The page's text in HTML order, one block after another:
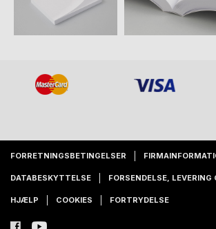
FORRETNINGSBETINGELSER
DATABESKYTTELSE FORSENDELSE, LEVERING
HJÆLP COOKIES FORTRYDELSE